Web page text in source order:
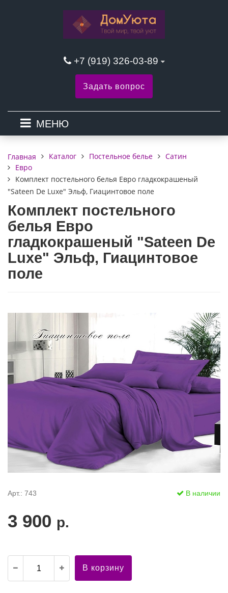
+7 (919) 326-03-89
Задать вопрос
МЕНЮ
Главная Каталог Постельное белье
Сатин
Евро
Комплект постельного белья Евро гладкокрашеный
"Sateen De Luxe" Эльф, Гиацинтовое поле
Комплект постельного
белья Евро
гладкокрашеный "Sateen De
Luxe" Эльф, Гиацинтовое
поле
Арт.: 743 В наличии
3 900 р.
В корзину